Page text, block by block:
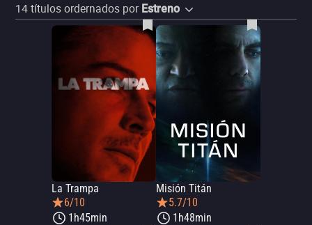
14títulos ordernados por Estreno
La Trampa
6/10
1h45min
Misión Titán
5.7/10
1h48min